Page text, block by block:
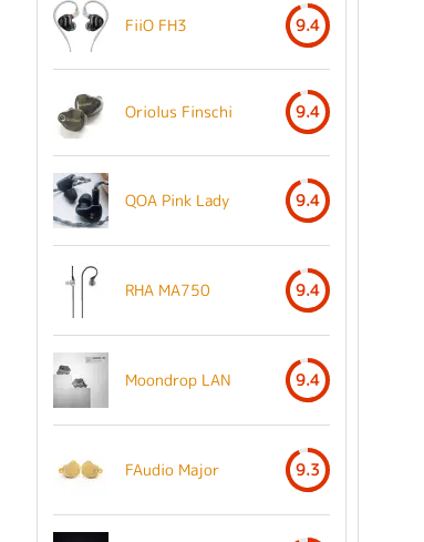
FiiO FH3 9.4
Oriolus Finschi 9.4
QOA Pink Lady 9.4
RHA MA750 9.4
Moondrop LAN 9.4
FAudio Major 9.3